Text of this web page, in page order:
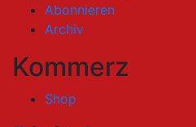
Abonnieren
Archiv
Kommerz
Shop